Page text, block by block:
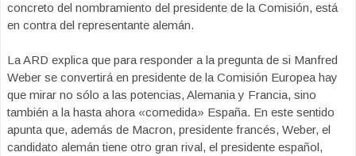
concreto del nombramiento del presidente de la Comisión, está
en contra del representante alemán.
La ARD explica que para responder a la pregunta de si Manfred
Weber se convertirá en presidente de la Comisión Europea hay
que mirar no sólo a las potencias, Alemania y Francia, sino
también a la hasta ahora «comedida» España. En este sentido
apunta que, además de Macron, presidente francés, Weber, el
candidato alemán tiene otro gran rival, el presidente español,